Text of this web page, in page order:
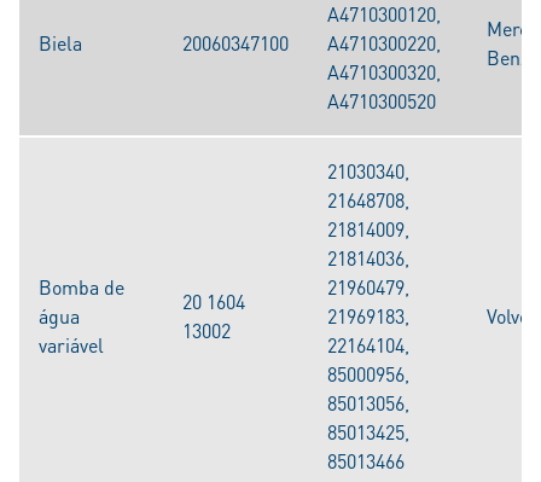
Biela 20060347100
A4710300120,
A4710300220,
A4710300320,
A4710300520
Benz
Bomba de
água
variável
20 1604
13002
21030340,
21648708,
21814009,
21814036,
21960479,
21969183,
22164104,
85000956,
85013056,
85013425,
85013466
Volvo